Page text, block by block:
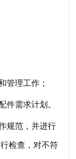
管理工作；
件需求计划。
规范，并进行
检查，对不符